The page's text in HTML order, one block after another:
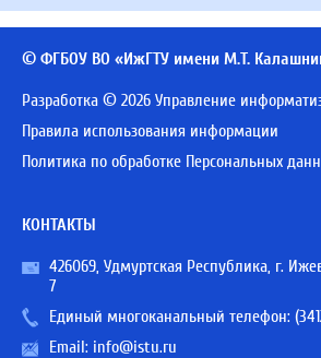
© ФГБОУ ВО «ИжГТУ имени М.Т.
Разработка © 2026 Управление
Правила использования информации
Политика по обработке Персональных
КОНТАКТЫ
426069, Удмуртская Республика, г.
7
Единый многоканальный телефон:
Email: info@istu.ru